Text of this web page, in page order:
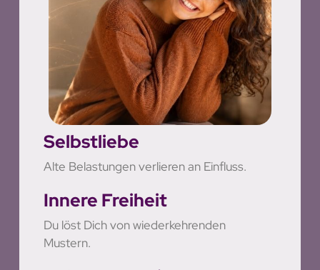
Selbstliebe
Alte Belastungen verlieren an Einfluss.
Innere Freiheit
Du löst Dich von wiederkehrenden
Mustern.